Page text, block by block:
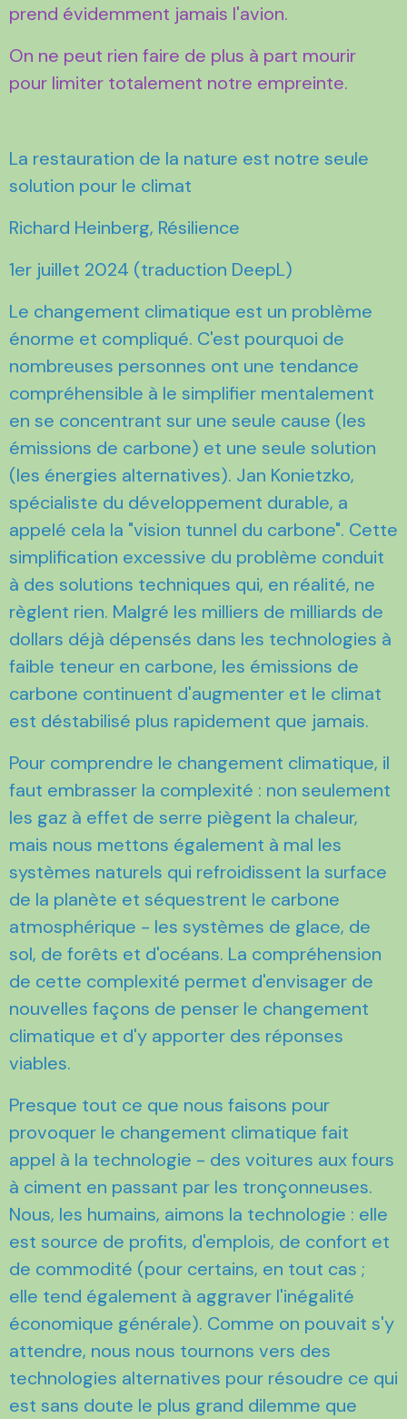
prend évidemment jamais l'avion.
On ne peut rien faire de plus à part mourir
pour limiter totalement notre empreinte.
La restauration de la nature est notre seule
solution pour le climat
Richard Heinberg, Résilience
1er juillet 2024 (traduction DeepL)
Le changement climatique est un problème
énorme et compliqué. C'est pourquoi de
nombreuses personnes ont une tendance
compréhensible à le simplifier mentalement
en se concentrant sur une seule cause (les
émissions de carbone) et une seule solution
(les énergies alternatives). Jan Konietzko,
spécialiste du développement durable, a
appelé cela la "vision tunnel du carbone". Cette
simplification excessive du problème conduit
à des solutions techniques qui, en réalité, ne
règlent rien. Malgré les milliers de milliards de
dollars déjà dépensés dans les technologies à
faible teneur en carbone, les émissions de
carbone continuent d'augmenter et le climat
est déstabilisé plus rapidement que jamais.
Pour comprendre le changement climatique, il
faut embrasser la complexité : non seulement
les gaz à effet de serre piègent la chaleur,
mais nous mettons également à mal les
systèmes naturels qui refroidissent la surface
de la planète et séquestrent le carbone
atmosphérique - les systèmes de glace, de
sol, de forêts et d'océans. La compréhension
de cette complexité permet d'envisager de
nouvelles façons de penser le changement
climatique et d'y apporter des réponses
viables.
Presque tout ce que nous faisons pour
provoquer le changement climatique fait
appel à la technologie - des voitures aux fours
à ciment en passant par les tronçonneuses.
Nous, les humains, aimons la technologie : elle
est source de profits, d'emplois, de confort et
de commodité (pour certains, en tout cas ;
elle tend également à aggraver l'inégalité
économique générale). Comme on pouvait s'y
attendre, nous nous tournons vers des
technologies alternatives pour résoudre ce qui
est sans doute le plus grand dilemme que